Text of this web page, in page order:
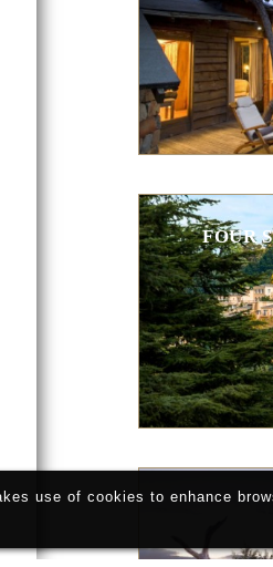
FOUR
use of cookies to enhance